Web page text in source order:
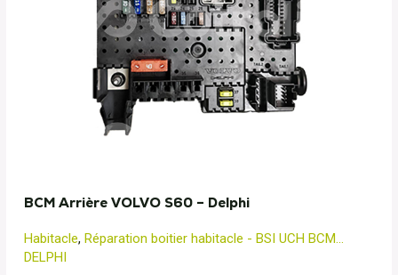
BCM Arrière VOLVO S60 – Delphi
Habitacle, Réparation boitier habitacle - BSI UCH BCM...
DELPHI